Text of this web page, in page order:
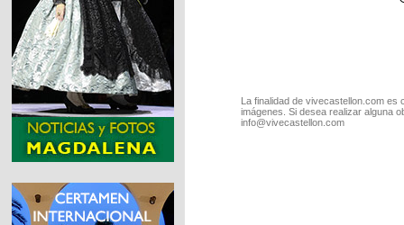
La finalidad de vivecastellon.com
imágenes. Si desea realizar alguna
info@vivecastellon.com